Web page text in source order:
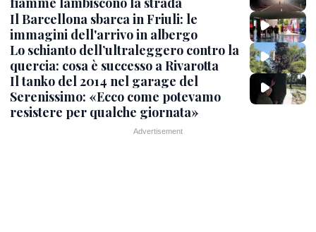
Il Barcellona sbarca in Friuli: le
immagini dell'arrivo in albergo
Lo schianto dell’ultraleggero contro la
quercia: cosa è successo a Rivarotta
Il tanko del 2014 nel garage del
Serenissimo: «Ecco come potevamo
resistere per qualche giornata»